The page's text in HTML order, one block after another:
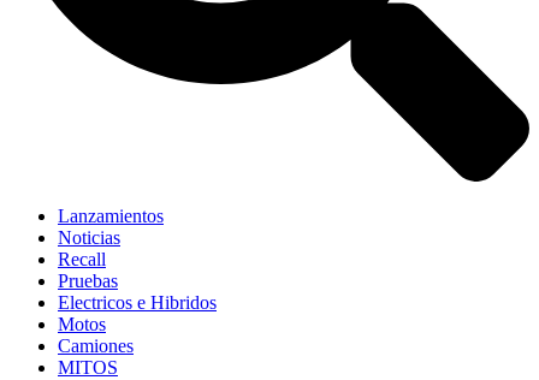
Lanzamientos
Noticias
Recall
Pruebas
Electricos e Hibridos
Motos
Camiones
MITOS